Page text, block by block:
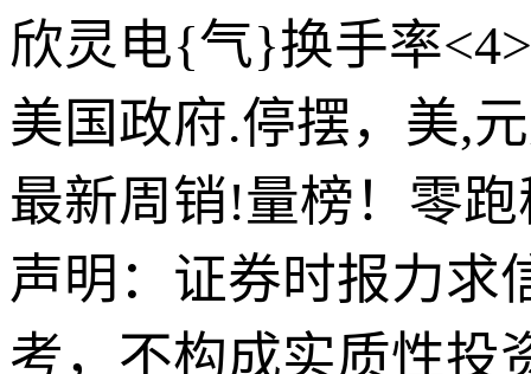
欣灵电{气}换手率
美国政府.停摆，美,
最新周销!量榜！零
声明：证券时报力求
考，不构成实质性投